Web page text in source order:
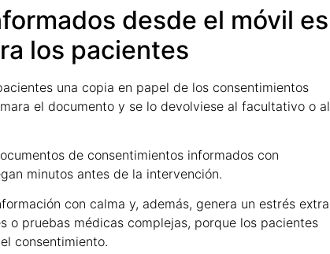
desde el móvil es
los pacientes
una copia en papel de los consentimientos
el documento y se lo devolviese al facultativo o al
de consentimientos informados con
minutos antes de la intervención.
con calma y, además, genera un estrés extra
o pruebas médicas complejas, porque los pacientes
consentimiento.